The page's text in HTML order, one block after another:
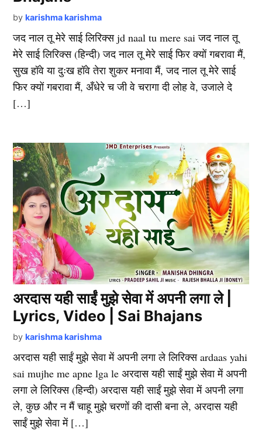
by karishma karishma
जद नाल तू मेरे साई लिरिक्स jd naal tu mere sai जद नाल तू
मेरे साई लिरिक्स (हिन्दी) जद नाल तू मेरे साई फिर क्यों गबरावा मैं,
सुख हॉवे या दुःख हॉवे तेरा शुकर मनावा मैं, जद नाल तू मेरे साई
फिर क्यों गबरावा मैं, अँधेरे च जी वे चरागा दी लोह वे, उजाले दे
[…]
अरदास यही साईं मुझे सेवा में अपनी लगा ले |
Lyrics, Video | Sai Bhajans
by karishma karishma
अरदास यही साईं मुझे सेवा में अपनी लगा ले लिरिक्स ardaas yahi
sai mujhe me apne lga le अरदास यही साईं मुझे सेवा में अपनी
लगा ले लिरिक्स (हिन्दी) अरदास यही साईं मुझे सेवा में अपनी लगा
ले, कुछ और न मैं चाहू मुझे चरणों की दासी बना ले, अरदास यही
साईं मुझे सेवा में […]